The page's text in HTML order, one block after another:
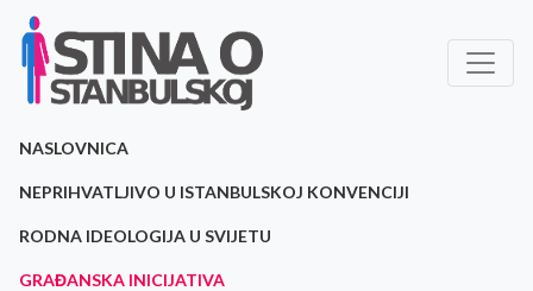
NASLOVNICA
NEPRIHVATLJIVO U ISTANBULSKOJ KONVENCIJI
RODNA IDEOLOGIJA U SVIJETU
GRAĐANSKA INICIJATIVA